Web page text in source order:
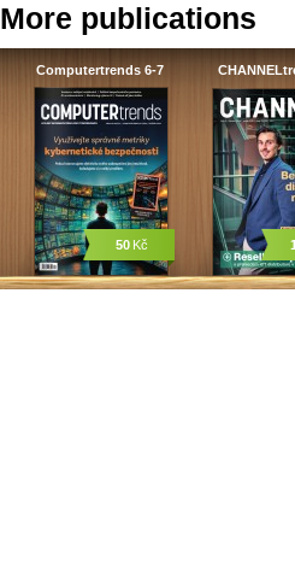
More publications
Computertrends 6-7
50 Kč